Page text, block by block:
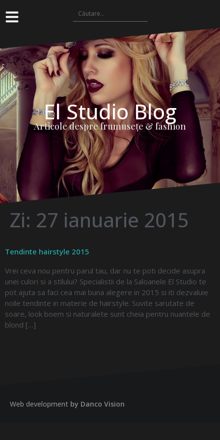
El Studio Blog
Articole despre frumuseţe & fashion
Zi: 27 ianuarie 2015
Tendinte hairstyle 2015
Vrei ceva nou pentru parul tau, dar nu te poti decide asupra
unei culori si a stilului? Specialistii de la Saloanele El Studio te
pot ajuta sa faci cea mai buna alegere in 2015 si iti dezvaluie
noile tendinte in materie de hairstyle. Suvite sarutate de
soare, look boem si naturalete sunt cheia pentru nuantele de
blond […]
Web development by Danco Vision